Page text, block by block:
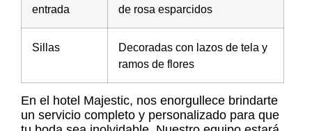
entrada
de rosa esparcidos
Sillas
Decoradas con lazos de tela y
ramos de flores
En el hotel Majestic, nos enorgullece brindarte
un servicio completo y personalizado para que